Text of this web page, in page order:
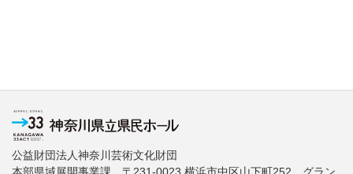
公益財団法人神奈川芸術文化財団